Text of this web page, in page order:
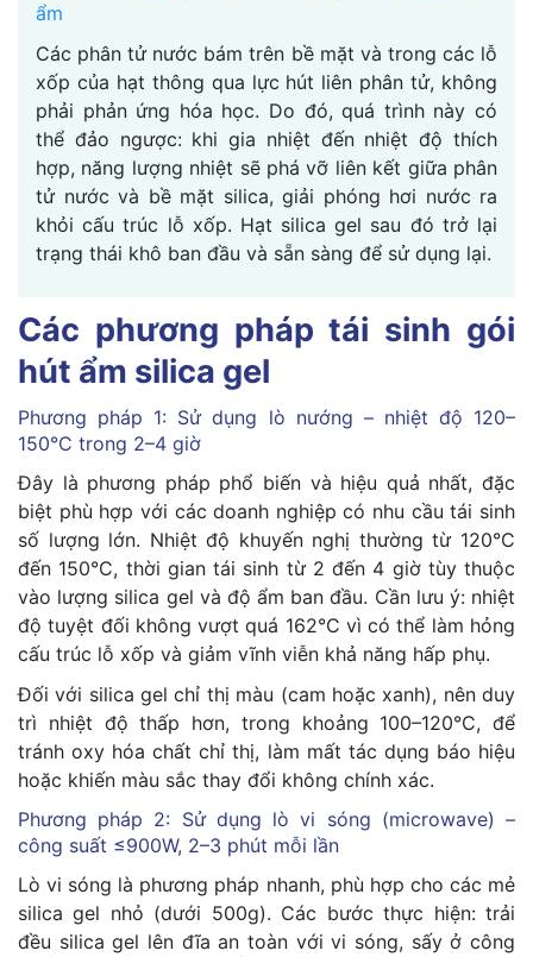
ẩm
Các phân tử nước bám trên bề mặt và trong các lỗ
xốp của hạt thông qua lực hút liên phân tử, không
phải phản ứng hóa học. Do đó, quá trình này có
thể đảo ngược: khi gia nhiệt đến nhiệt độ thích
hợp, năng lượng nhiệt sẽ phá vỡ liên kết giữa phân
tử nước và bề mặt silica, giải phóng hơi nước ra
khỏi cấu trúc lỗ xốp. Hạt silica gel sau đó trở lại
trạng thái khô ban đầu và sẵn sàng để sử dụng lại.
Các phương pháp tái sinh gói
hút ẩm silica gel
Phương pháp 1: Sử dụng lò nướng – nhiệt độ 120–
150°C trong 2–4 giờ
Đây là phương pháp phổ biến và hiệu quả nhất, đặc
biệt phù hợp với các doanh nghiệp có nhu cầu tái sinh
số lượng lớn. Nhiệt độ khuyến nghị thường từ 120°C
đến 150°C, thời gian tái sinh từ 2 đến 4 giờ tùy thuộc
vào lượng silica gel và độ ẩm ban đầu. Cần lưu ý: nhiệt
độ tuyệt đối không vượt quá 162°C vì có thể làm hỏng
cấu trúc lỗ xốp và giảm vĩnh viễn khả năng hấp phụ.
Đối với silica gel chỉ thị màu (cam hoặc xanh), nên duy
trì nhiệt độ thấp hơn, trong khoảng 100–120°C, để
tránh oxy hóa chất chỉ thị, làm mất tác dụng báo hiệu
hoặc khiến màu sắc thay đổi không chính xác.
Phương pháp 2: Sử dụng lò vi sóng (microwave) –
công suất ≤900W, 2–3 phút mỗi lần
Lò vi sóng là phương pháp nhanh, phù hợp cho các mẻ
silica gel nhỏ (dưới 500g). Các bước thực hiện: trải
đều silica gel lên đĩa an toàn với vi sóng, sấy ở công